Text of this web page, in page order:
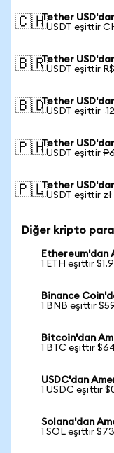
🇨🇭Tether
1 USDT eşittir
🇧🇷Tether
1 USDT eşittir
🇧🇩Tether
1 USDT eşittir
🇵🇭Tether
1 USDT eşittir
🇵🇱Tether
1 USDT eşittir
Diğer kripto
Ethereum'dan
1 ETH eşittir
Binance
1 BNB eşittir
Bitcoin'dan
1 BTC eşittir
USDC'dan
1 USDC eşittir
Solana'dan
1 SOL eşittir